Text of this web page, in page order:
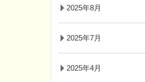
2025年8月
2025年7月
2025年4月